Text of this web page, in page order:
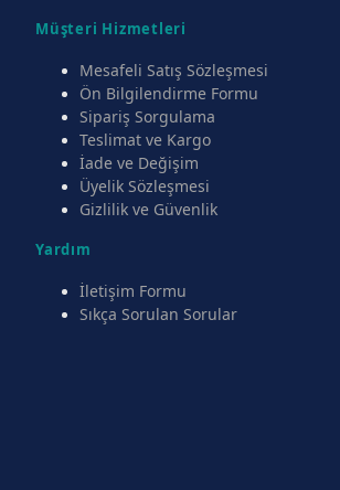
Müşteri Hizmetleri
Mesafeli Satış Sözleşmesi
Ön Bilgilendirme Formu
Sipariş Sorgulama
Teslimat ve Kargo
İade ve Değişim
Üyelik Sözleşmesi
Gizlilik ve Güvenlik
Yardım
İletişim Formu
Sıkça Sorulan Sorular